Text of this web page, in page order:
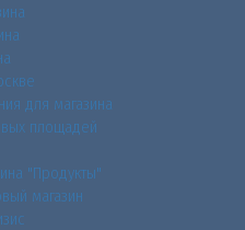
для магазина
площадей
"Продукты"
магазин